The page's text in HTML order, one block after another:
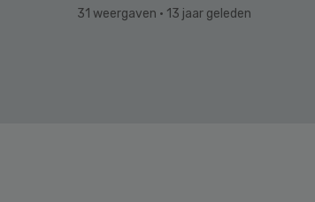
31 weergaven · 13 jaar geleden